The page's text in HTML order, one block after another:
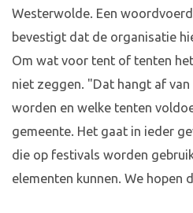
Westerwolde. Een
bevestigt dat de organisatie
Om wat voor tent of tenten
niet zeggen. "Dat hangt af
worden en welke tenten
gemeente. Het gaat in ieder
die op festivals worden
elementen kunnen. We hopen